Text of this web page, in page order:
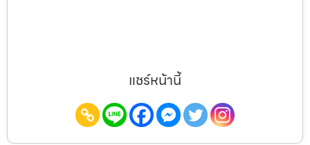
แชร์หน้านี้